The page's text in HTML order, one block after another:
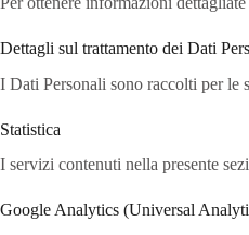
Dettagli sul trattamento dei Dati
I Dati Personali sono raccolti per le
Statistica
I servizi contenuti nella presente
Google Analytics (Universal